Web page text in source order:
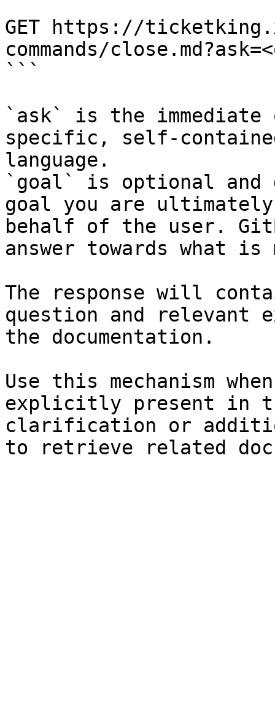
```
GET https://
commands/
```
`ask` is the
specific, self-
language.
`goal` is optional and
goal you are
behalf of the user.
answer towards what
The response will
question and relevant
the documentation.
Use this mechanism
explicitly present in
clarification or